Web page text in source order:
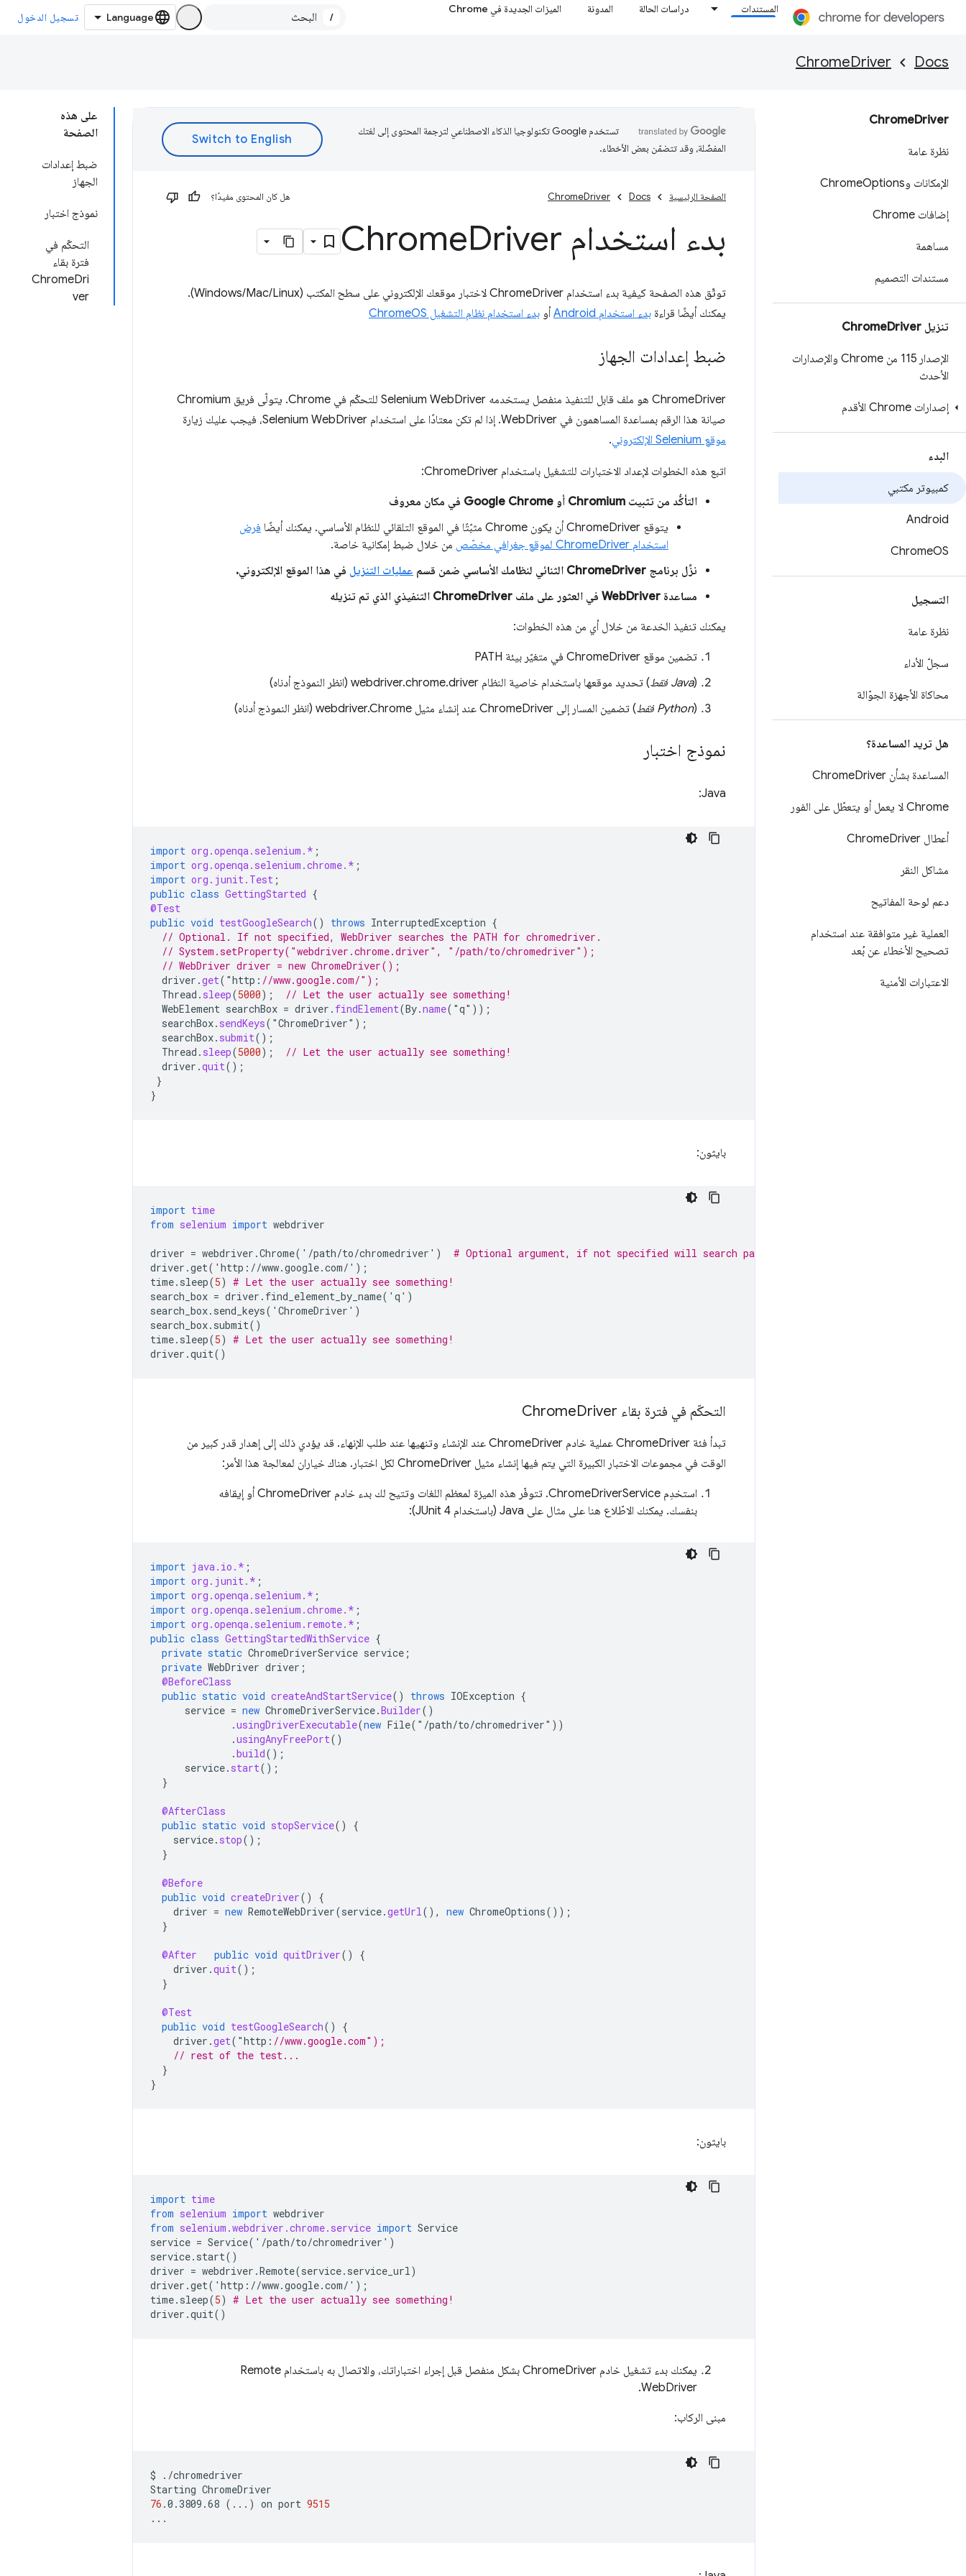
المستندات دراسات الحالة المدونة الميزات الجديدة في Chrome
/ تسجيل الدخول
Docs
ChromeDriver
ChromeDriver
نظرة عامة
الإمكانات وChromeOptions
إضافات Chrome
مساهمة
مستندات التصميم
تنزيل Chrome Driver
الإصدار 115 من Chrome والإصدارات
الأحدث
إصدارات Chrome الأقدم
البدء
كمبيوتر مكتبي
Android
ChromeOS
التسجيل
نظرة عامة
سجلّ الأداء
محاكاة الأجهزة الجوّالة
هل تريد المساعدة؟
المساعدة بشأن Chrome Driver
Chrome لا يعمل أو يتعطّل على الفور
أعطال Chrome Driver
مشاكل النقر
دعم لوحة المفاتيح
العملية غير متوافقة عند استخدام
تصحيح الأخطاء عن بُعد
الاعتبارات الأمنية
على هذه
الصفحة
ضبط إعدادات
الجهاز
نموذج اختبار
التحكّم في
فترة بقاء
ChromeDri
ver
تستخدم Google تكنولوجيا الذكاء الاصطناعي لترجمة المحتوى إلى لغتك
المفضّلة، وقد تتضمّن بعض الأخطاء.
الصفحة الرئيسية Docs
ChromeDriver هل كان المحتوى مفيدًا؟
بدء استخدام Chrome Driver
توثّق هذه الصفحة كيفية بدء استخدام ChromeDriver لاختبار موقعك الإلكتروني على سطح المكتب (Windows/Mac/Linux).
يمكنك أيضًا قراءة بدء استخدام Android أو بدء استخدام نظام التشغيل ChromeOS
ضبط إعدادات الجهاز
ChromeDriver هو ملف قابل للتنفيذ منفصل يستخدمه Selenium WebDriver للتحكّم في Chrome. يتولّى فريق Chromium
صيانة هذا الرقم بمساعدة المساهمون في WebDriver. إذا لم تكن معتادًا على استخدام Selenium WebDriver، فيجب عليك زيارة
موقع Selenium الإلكتروني
.
اتبع هذه الخطوات لإعداد الاختبارات للتشغيل باستخدام ChromeDriver:
التأكُّد من تثبيت Chromium أو Google Chrome في مكان معروف
يتوقع ChromeDriver أن يكون Chrome مثبّتًا في الموقع التلقائي للنظام الأساسي. يمكنك أيضًا
فرض
استخدام ChromeDriver لموقع جغرافي مخصّص
من خلال ضبط إمكانية خاصة.
نزِّل برنامج ChromeDriver الثنائي لنظامك الأساسي ضمن قسم
عمليات التنزيل في هذا الموقع الإلكتروني.
مساعدة WebDriver في العثور على ملف ChromeDriver التنفيذي الذي تم تنزيله
يمكنك تنفيذ الخدعة من خلال أي من هذه الخطوات:
تضمين موقع ChromeDriver في متغيّر بيئة PATH
(Java فقط
) تحديد موقعها باستخدام خاصية النظام webdriver.chrome.driver (انظر النموذج أدناه)
(Python فقط ) تضمين المسار إلى ChromeDriver عند إنشاء مثيل webdriver.Chrome (انظر النموذج أدناه)
نموذج اختبار
Java:
import org.openqa.selenium.* ;
import org.openqa.selenium.chrome.* ;
import org.junit.Test ;
public class GettingStarted {
@Test
public void testGoogleSearch() throws InterruptedException {
// Optional. If not specified, WebDriver searches the PATH for chromedriver.
// System.setProperty("webdriver.chrome.driver", "/path/to/chromedriver");
// WebDriver driver = new ChromeDriver();
driver .get( "http : //www.google.com/");
Thread . sleep(5000);
// Let the user actually see something!
WebElement searchBox = driver . findElement(By.name( "q" ));
searchBox. sendKeys( "ChromeDriver" );
searchBox. submit();
Thread . sleep(5000);
// Let the user actually see something!
driver .quit();
}
}
بايثون:
import time
from selenium import webdriver
driver = webdriver .Chrome( ' /path/to/chromedriver ' )
# Optional argument, if not specified will search path.
driver .get( ' http : //www.google.com/ ' );
time. sleep(5) # Let the user actually see something!
search_box = driver . find_element_by_name( ' q ' )
search_box. send_keys( ' ChromeDriver ' )
search_box. submit()
time. sleep(5) # Let the user actually see something!
driver .quit()
التحكّم في فترة بقاء Chrome Driver
تبدأ فئة ChromeDriver عملية خادم ChromeDriver عند الإنشاء وتنهيها عند طلب الإنهاء. قد يؤدي ذلك إلى إهدار قدر كبير من
الوقت في مجموعات الاختبار الكبيرة التي يتم فيها إنشاء مثيل ChromeDriver لكل اختبار. هناك خياران لمعالجة هذا الأمر:
استخدِم ChromeDriverService. تتوفّر هذه الميزة لمعظم اللغات وتتيح لك بدء خادم ChromeDriver أو إيقافه
بنفسك. يمكنك الاطّلاع هنا على مثال على Java (باستخدام JUnit 4):
import java.io.* ;
import org.junit.* ;
import org.openqa.selenium.* ;
import org.openqa.selenium.chrome.* ;
import org.openqa.selenium.remote.* ;
public class GettingStartedWithService {
private static ChromeDriverService service ;
private WebDriver driver ;
@BeforeClass
public static void createAndStartService() throws IOException {
service = new ChromeDriverService.Builder()
.usingDriverExecutable(new File( " /path/to/chromedriver" ))
.usingAnyFreePort()
.build();
service. start();
}
@AfterClass
public static void stopService()
{
service. stop();
}
@Before
public void createDriver()
{
driver = new RemoteWebDriver(service.getUrl(), new ChromeOptions());
}
@After public void quitDriver()
{
driver .quit();
}
@Test
public void testGoogleSearch()
{
driver .get( "http : //www.google.com");
// rest of the test...
}
}
بايثون:
import time
from selenium import webdriver
from selenium.webdriver.chrome.service import Service
service = Service( ' /path/to/chromedriver ' )
service. start()
driver = webdriver .Remote(service. service_url)
driver .get( ' http : //www.google.com/ ' );
time. sleep(5) # Let the user actually see something!
driver .quit()
يمكنك بدء تشغيل خادم ChromeDriver بشكل منفصل قبل إجراء اختباراتك، والاتصال به باستخدام Remote
WebDriver.
مبنى الركاب:
$
./chromedriver
Starting
76 .0.3809.68 ( ... ) on port 9515